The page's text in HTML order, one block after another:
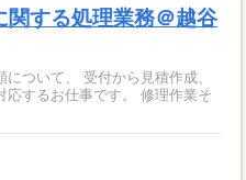
関する処理業務＠越谷
ついて、 受付から見積作成、
仕事です。 修理作業そ